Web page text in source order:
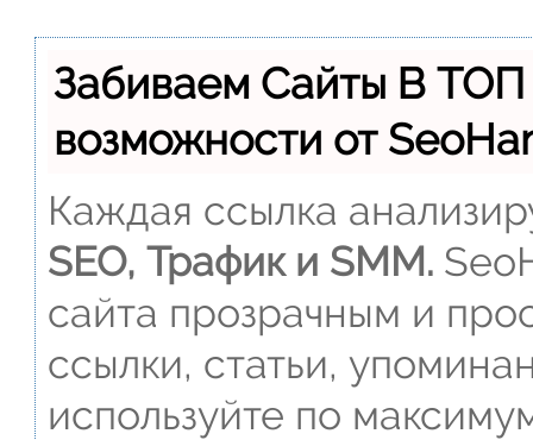
Забиваем Сайты В
возможности от
Каждая ссылка
SEO, Трафик и SMM.
сайта прозрачным и
ссылки, статьи,
используйте по